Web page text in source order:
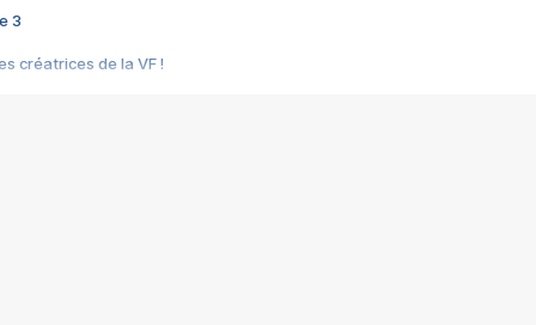
3
créatrices de la VF !